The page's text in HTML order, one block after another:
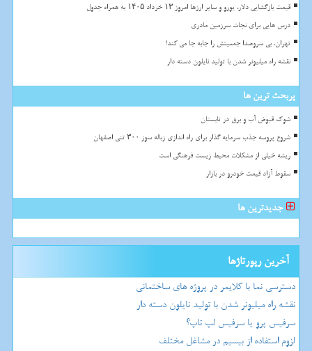
قیمت بازگشایی دلار، یورو و سایر ارزها امروز ۱۳ خرداد ۱۴۰۵ به همراه جدول
درس هایی برای نجات سرزمین مادری
تهران، بی سروصدا جمعیتش را جابه جا می کند!
نقشه راه میلیونر شدن با تولید نایلون دسته دار
پربحث ترین ها
شوک قبوض آب و برق در تابستان
شروع پروسه جذب سرمایه گذار برای راه اندازی زباله سوز ۳۰۰ تنی اصفهان
ریشه خیلی از مشکلات محیط زیست فرهنگی است
سقوط آزاد قیمت خودرو در بازار
جدیدترین ها
آخرین رپورتاژها
دسترسی نما با کلایمر در پروژه های ساختمانی
نقشه راه میلیونر شدن با تولید نایلون دسته دار
سرفیس پرو یا سرفیس لپ تاپ؟
لزوم استفاده از بیسیم در مشاغل مختلف